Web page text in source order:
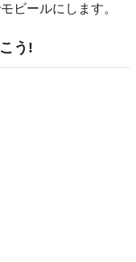
ビールにします。
う!